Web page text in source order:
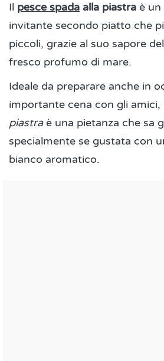
Il pesce spada alla piastra è un
invitante secondo piatto che
piccoli, grazie al suo sapore
fresco profumo di mare.
Ideale da preparare anche in
importante cena con gli amici,
piastraè una pietanza che sa
specialmente se gustata con
bianco aromatico.